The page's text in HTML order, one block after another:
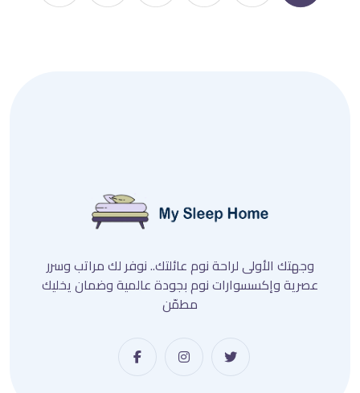
وجهتك الأولى لراحة نوم عائلتك.. نوفر لك مراتب وسرر
عصرية وإكسسوارات نوم بجودة عالمية وضمان يخليك
مطمّن